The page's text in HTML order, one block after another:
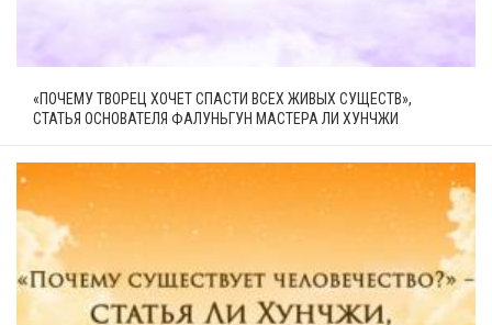
«ПОЧЕМУ ТВОРЕЦ ХОЧЕТ СПАСТИ ВСЕХ ЖИВЫХ СУЩЕСТВ»,
СТАТЬЯ ОСНОВАТЕЛЯ ФАЛУНЬГУН МАСТЕРА ЛИ ХУНЧЖИ